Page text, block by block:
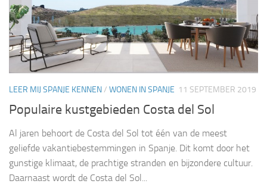
LEER MIJ SPANJE KENNEN/ WONEN IN SPANJE 11 SEPTEMBER 2019
Populaire kustgebieden Costa del Sol
Al jaren behoort de Costa del Sol tot één van de meest
geliefde vakantiebestemmingen in Spanje. Dit komt door het
gunstige klimaat, de prachtige stranden en bijzondere cultuur.
Daarnaast wordt de Costa del Sol...